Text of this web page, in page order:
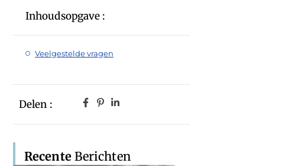
Inhoudsopgave :
Veelgestelde vragen
Delen :
RecenteBerichten